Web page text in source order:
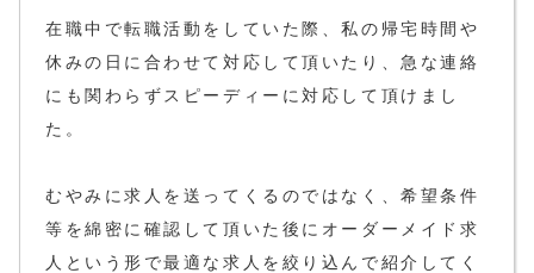
在職中で転職活動をしていた際、私の帰宅時間や
休みの日に合わせて対応して頂いたり、急な連絡
にも関わらずスピーディーに対応して頂けまし
た。
むやみに求人を送ってくるのではなく、希望条件
等を綿密に確認して頂いた後にオーダーメイド求
人という形で最適な求人を絞り込んで紹介してく